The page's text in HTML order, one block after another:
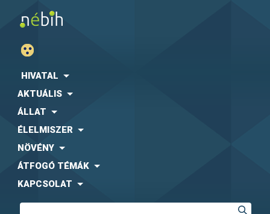
HIVATAL
AKTUÁLIS
ÁLLAT
ÉLELMISZER
NÖVÉNY
ÁTFOGÓ TÉMÁK
KAPCSOLAT